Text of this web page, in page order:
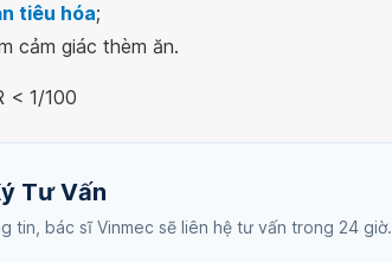
tiêu hóa;
cảm giác thèm ăn.
< 1/100
Tư Vấn
tin, bác sĩ Vinmec sẽ liên hệ tư vấn trong 24 giờ.